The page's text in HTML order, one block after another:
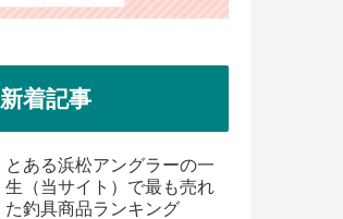
新着記事
とある浜松アングラーの一
生（当サイト）で最も売れ
た釣具商品ランキング